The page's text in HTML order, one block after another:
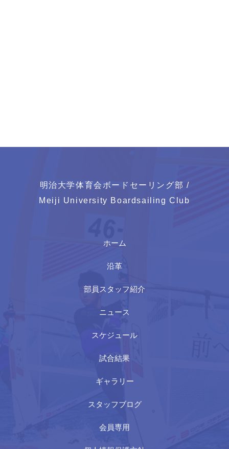
明治大学体育会ボードセーリング部 /
Meiji University Boardsailing Club
ホーム
沿革
部員スタッフ紹介
ニュース
スケジュール
試合結果
ギャラリー
スタッフブログ
会員専用